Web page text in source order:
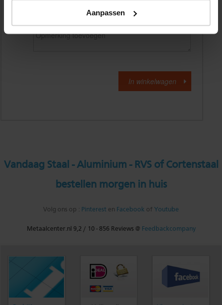
Aanpassen
Vandaag Staal - Aluminium - RVS of Cortenstaal
bestellen morgen in huis
Volg ons op : Pinterest en Facebook of Youtube
Metaalcenter.nl 9,2 / 10 -856 Reviews @ Feedbackcompany